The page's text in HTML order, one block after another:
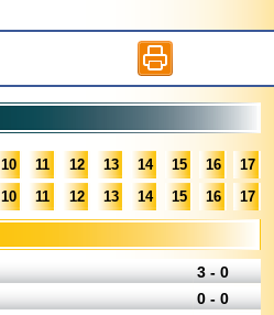
10 11 12 13 14 15 16 17
10 11 12 13 14 15 16 17
3 - 0
0 - 0